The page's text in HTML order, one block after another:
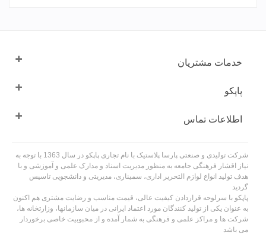
خدمات مشتریان
پاپکو
اطلاعات تماس
شرکت تولیدی و صنعتی پارسا پلاستیک با نام تجاری پاپکو در سال 1363 با توجه به
نیاز اقشار فرهنگی جامعه به منظور مدیریت اسناد و مدارک علمی و آموزشی و با
هدف تولید انواع لوازم التحریر اداری، سمیناری، مدیریتی و دانشجویی تاسیس
گردید
پاپکو با سرلوحه قراردادن کیفیت عالی، قیمت مناسب و رضایت مشتری هم اکنون
به عنوان یکی از تولید کنندگان مورد اعتماد ایرانی در میان سازمانها، وزارتخانه ها،
شرکت ها و مراکز علمی و فرهنگی به شمار آمده و از محبوبیت خاصی برخوردار
می باشد